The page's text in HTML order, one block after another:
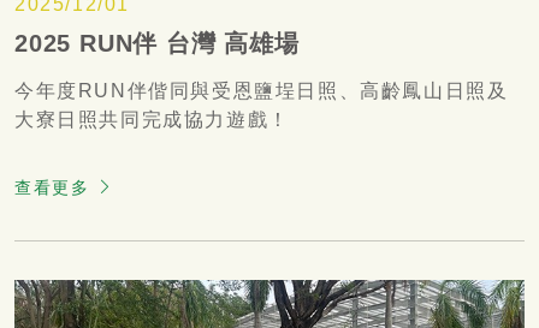
2025 RUN伴 台灣 高雄場
今年度RUN伴偕同與受恩鹽埕日照、高齡鳳山日照及
大寮日照共同完成協力遊戲！
查看更多